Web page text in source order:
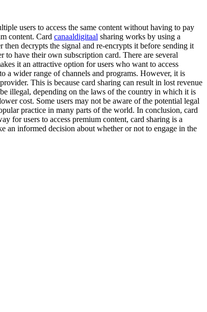
users to access the same content without having to pay
content. Card canaaldigitaal sharing works by using a
decrypts the signal and re-encrypts it before sending it
to have their own subscription card. There are several
it an attractive option for users who want to access
a wider range of channels and programs. However, it is
This is because card sharing can result in lost revenue
illegal, depending on the laws of the country in which it is
cost. Some users may not be aware of the potential legal
practice in many parts of the world. In conclusion, card
for users to access premium content, card sharing is a
an informed decision about whether or not to engage in the